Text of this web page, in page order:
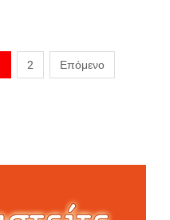
2 Επόμενο